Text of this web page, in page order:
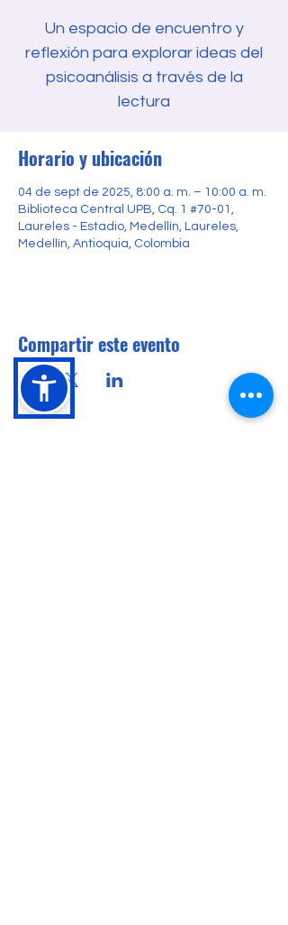
Un espacio de encuentro y
reflexión para explorar ideas del
psicoanálisis a través de la
lectura
Horario y ubicación
04 de sept de 2025, 8:00 a. m. – 10:00 a. m.
Biblioteca Central UPB, Cq. 1 #70-01,
Laureles - Estadio, Medellín, Laureles,
Medellín, Antioquia, Colombia
Compartir este evento